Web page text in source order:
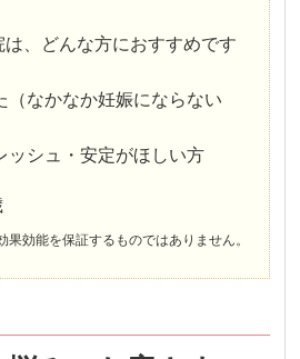
、どんな方におすすめです
なかなか妊娠にならない
シュ・安定がほしい方
効能を保証するものではありません。